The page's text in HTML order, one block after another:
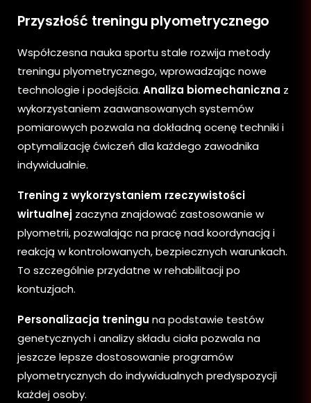
Przyszłość treningu plyometrycznego
Współczesna nauka sportu stale rozwija metody
treningu plyometrycznego, wprowadzając nowe
technologie i podejścia. Analiza biomechaniczna z
wykorzystaniem zaawansowanych systemów
pomiarowych pozwala na dokładną ocenę techniki i
optymalizację ćwiczeń dla każdego zawodnika
indywidualnie.
Trening z wykorzystaniem rzeczywistości
wirtualnej zaczyna znajdować zastosowanie w
plyometrii, pozwalając na pracę nad koordynacją i
reakcją w kontrolowanych, bezpiecznych warunkach.
To szczególnie przydatne w rehabilitacji po
kontuzjach.
Personalizacja treningu na podstawie testów
genetycznych i analizy składu ciała pozwala na
jeszcze lepsze dostosowanie programów
plyometrycznych do indywidualnych predyspozycji
każdej osoby.